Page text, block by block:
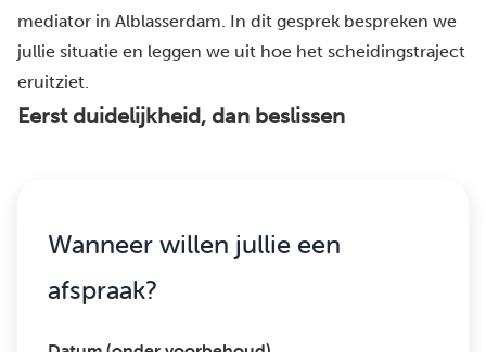
mediator in Alblasserdam. In dit gesprek bespreken we
jullie situatie en leggen we uit hoe het scheidingstraject
eruitziet.
Eerst duidelijkheid, dan beslissen
Wanneer willen jullie een
afspraak?